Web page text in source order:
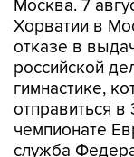
отказе в
российской
гимнастике,
отправиться в
чемпионате
служба
Среди тех,